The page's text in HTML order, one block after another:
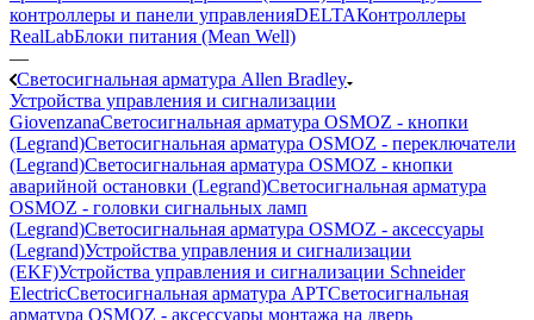
контроллеры и панели управленияDELTAКонтроллеры
RealLabБлоки питания (Mean Well)
—
Светосигнальная арматура Allen Bradley
Устройства управления и сигнализации
GiovenzanaСветосигнальная арматура OSMOZ - кнопки
(Legrand)Светосигнальная арматура OSMOZ - переключатели
(Legrand)Светосигнальная арматура OSMOZ - кнопки
аварийной остановки (Legrand)Светосигнальная арматура
OSMOZ - головки сигнальных ламп
(Legrand)Светосигнальная арматура OSMOZ - аксессуары
(Legrand)Устройства управления и сигнализации
(EKF)Устройства управления и сигнализации Schneider
ElectricСветосигнальная арматура APTСветосигнальная
арматура OSMOZ - аксессуары монтажа на дверь